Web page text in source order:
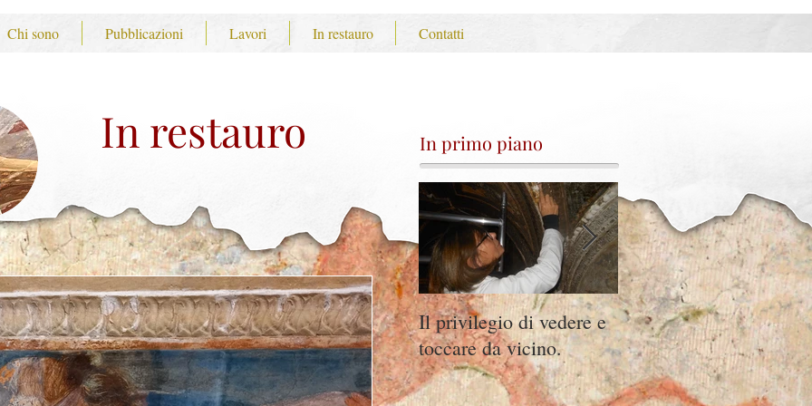
Chi sono Pubblicazioni Lavori In restauro Contatti
In restauro
Il privilegio di vedere e
toccare da vicino.
Villa Bickley
Gentile..20 anni dopo.
In primo piano